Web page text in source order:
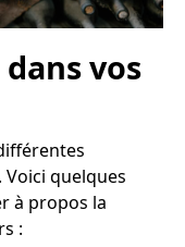
vos
quelques
à propos la
: